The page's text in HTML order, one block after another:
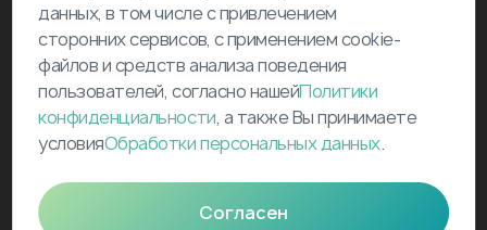
©2026Tourselfer
support@tourselfer.com
Карта сайта
данных, в том числе с привлечением
сторонних сервисов, с применением cookie-
файлов и средств анализа поведения
пользователей, согласно нашейПолитики
конфиденциальности, а также Вы принимаете
условияОбработки персональных данных.
Согласен